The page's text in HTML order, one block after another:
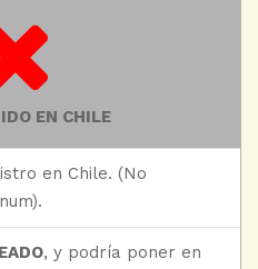
EN CHILE
en Chile. (No
, y podría poner en